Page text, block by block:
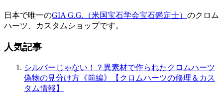
日本で唯一のGIA G.G.（米国宝石学会宝石鑑定士） のクロム
ハーツ、カスタムショップです。
人気記事
シルバーじゃない！？異素材で作られたクロムハーツ
偽物の見分け方《前編》【クロムハーツの修理＆カス
タム情報】